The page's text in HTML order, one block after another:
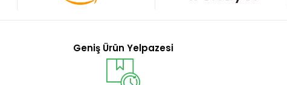
Geniş Ürün Yelpazesi